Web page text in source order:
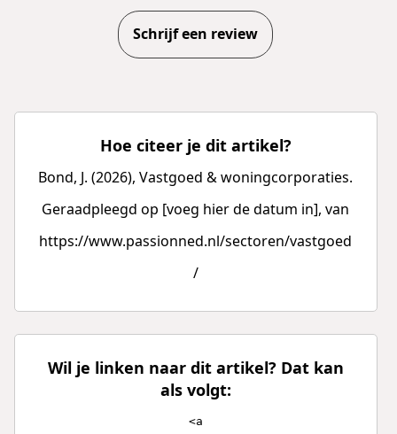
Schrijf een review
Hoe citeer je dit artikel?
Bond, J. (2026), Vastgoed & woningcorporaties.
Geraadpleegd op [voeg hier de datum in], van
https://www.passionned.nl/sectoren/vastgoed
/
Wil je linken naar dit artikel? Dat kan
als volgt:
<a